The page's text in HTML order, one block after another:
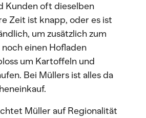
Kunden oft dieselben
Zeit ist knapp, oder es ist
um zusätzlich zum
einen Hofladen
um Kartoffeln und
Bei Müllers ist alles da
Müller auf Regionalität